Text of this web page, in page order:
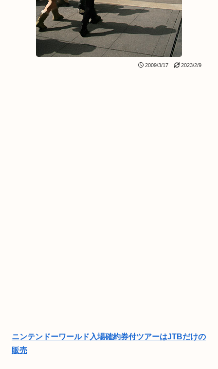
2009/3/17 2023/2/9
ニンテンドーワールド入場確約券付ツアーはJTBだけの
販売